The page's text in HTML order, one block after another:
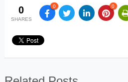
0
SHARES
0 0